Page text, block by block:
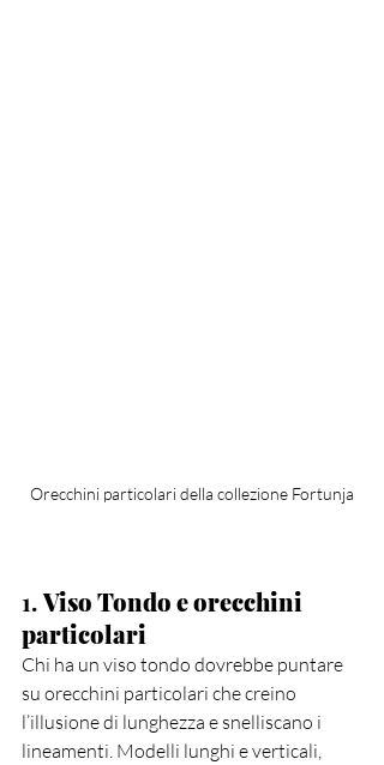
Orecchini particolari della collezione Fortunja
1. Viso Tondo e orecchini
particolari
Chi ha un viso tondo dovrebbe puntare
su orecchini particolari che creino
l’illusione di lunghezza e snelliscano i
lineamenti. Modelli lunghi e verticali,